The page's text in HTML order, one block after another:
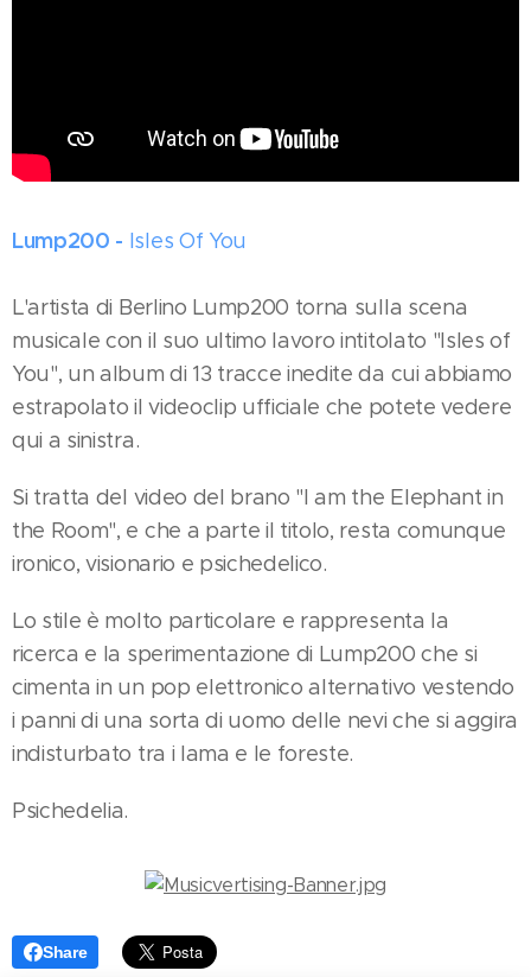
Lump200 - Isles Of You
L'artista di Berlino Lump200 torna sulla scena
musicale con il suo ultimo lavoro intitolato "Isles of
You", un album di 13 tracce inedite da cui abbiamo
estrapolato il videoclip ufficiale che potete vedere
qui a sinistra.
Si tratta del video del brano "I am the Elephant in
the Room", e che a parte il titolo, resta comunque
ironico, visionario e psichedelico.
Lo stile è molto particolare e rappresenta la
ricerca e la sperimentazione di Lump200 che si
cimenta in un pop elettronico alternativo vestendo
i panni di una sorta di uomo delle nevi che si aggira
indisturbato tra i lama e le foreste.
Psichedelia.
Share